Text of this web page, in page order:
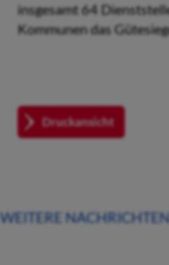
insgesamt 64
Kommunen das
Druckansicht
WEITERE